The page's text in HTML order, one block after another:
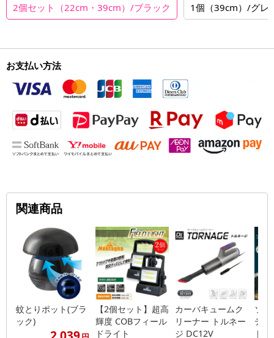
2個セット（22cm・39cm）/ブラック 1個（39cm）/グレ
お支払い方法
関連商品
蚊とりポット(ブラ
ック)
【2個セット】超高
輝度 COBフィール
ドライト
カーバキュームク
リーナー トルネー
ジ DC12V
ソ
デン
ト